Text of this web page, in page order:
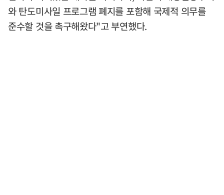
와 탄도미사일 프로그램 폐지를 포함해 국제적 의무를
준수할 것을 촉구해왔다"고 부연했다.